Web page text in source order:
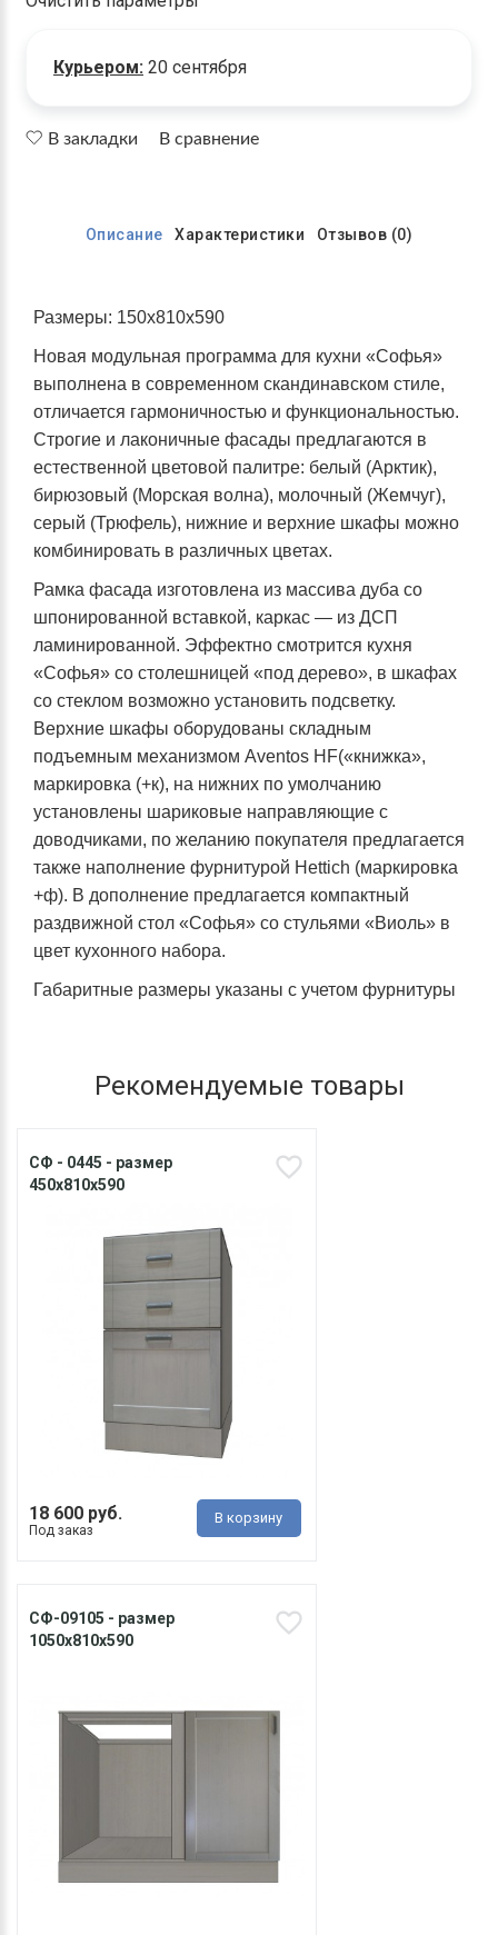
Курьером: 20 сентября
В закладки В сравнение
Описание Характеристики Отзывов (0)
Размеры: 150х810х590
Новая модульная программа для кухни «Софья»
выполнена в современном скандинавском стиле,
отличается гармоничностью и функциональностью.
Строгие и лаконичные фасады предлагаются в
естественной цветовой палитре: белый (Арктик),
бирюзовый (Морская волна), молочный (Жемчуг),
серый (Трюфель), нижние и верхние шкафы можно
комбинировать в различных цветах.
Рамка фасада изготовлена из массива дуба со
шпонированной вставкой, каркас — из ДСП
ламинированной. Эффектно смотрится кухня
«Софья» со столешницей «под дерево», в шкафах
со стеклом возможно установить подсветку.
Верхние шкафы оборудованы складным
подъемным механизмом Аventos HF(«книжка»,
маркировка (+к), на нижних по умолчанию
установлены шариковые направляющие с
доводчиками, по желанию покупателя предлагается
также наполнение фурнитурой Hettich (маркировка
+ф). В дополнение предлагается компактный
раздвижной стол «Софья» со стульями «Виоль» в
цвет кухонного набора.
Габаритные размеры указаны с учетом фурнитуры
Рекомендуемые товары
СФ - 0445 - размер
450х810х590
18 600 руб.
Под заказ
В корзину
СФ-09105 - размер
1050х810х590